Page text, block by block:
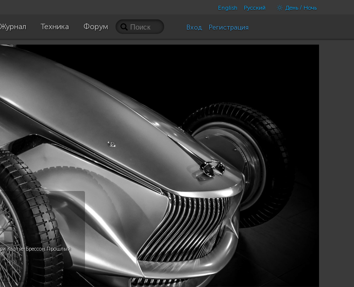
English Русский День / Ночь
Журнал Техника Форум Вход Регистрация
Картье-Брессон Прошлый